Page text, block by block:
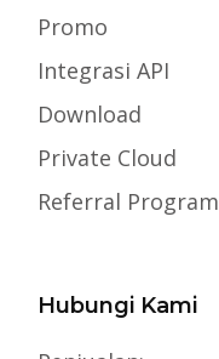
Promo
Integrasi API
Download
Private Cloud
Referral Program
Hubungi Kami